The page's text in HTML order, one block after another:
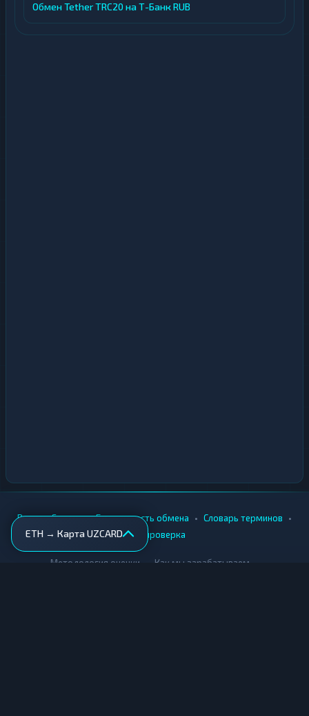
Обмен Tether TRC20 на Т-Банк RUB
ETH → Карта UZCARD
Вики • Города • Безопасность обмена • Словарь терминов •
AML-проверка
Методология оценки Как мы зарабатываем